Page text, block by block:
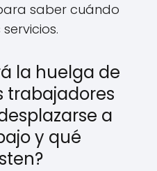
saber cuándo
la huelga de
trabajadores
a
y qué